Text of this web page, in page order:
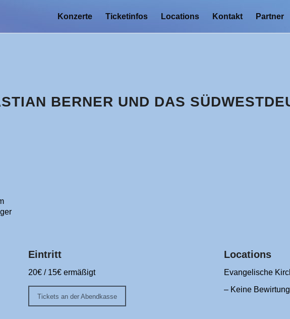
Konzerte Ticketinfos Locations Kontakt Partner
BERNER UND DAS
Eintritt
20€ / 15€ ermäßigt
Tickets an der Abendkasse
Locations
Evangelische
– Keine